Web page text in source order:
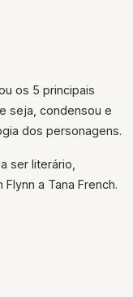
os 5 principais
seja, condensou e
dos personagens.
ser literário,
a Tana French.